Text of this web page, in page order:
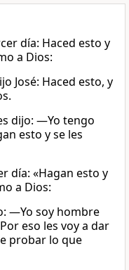
día: Haced esto y
a Dios:
José: Haced esto, y
dijo: —Yo tengo
esto y se les
día: «Hagan esto y
a Dios:
―Yo soy hombre
eso les voy a dar
probar lo que